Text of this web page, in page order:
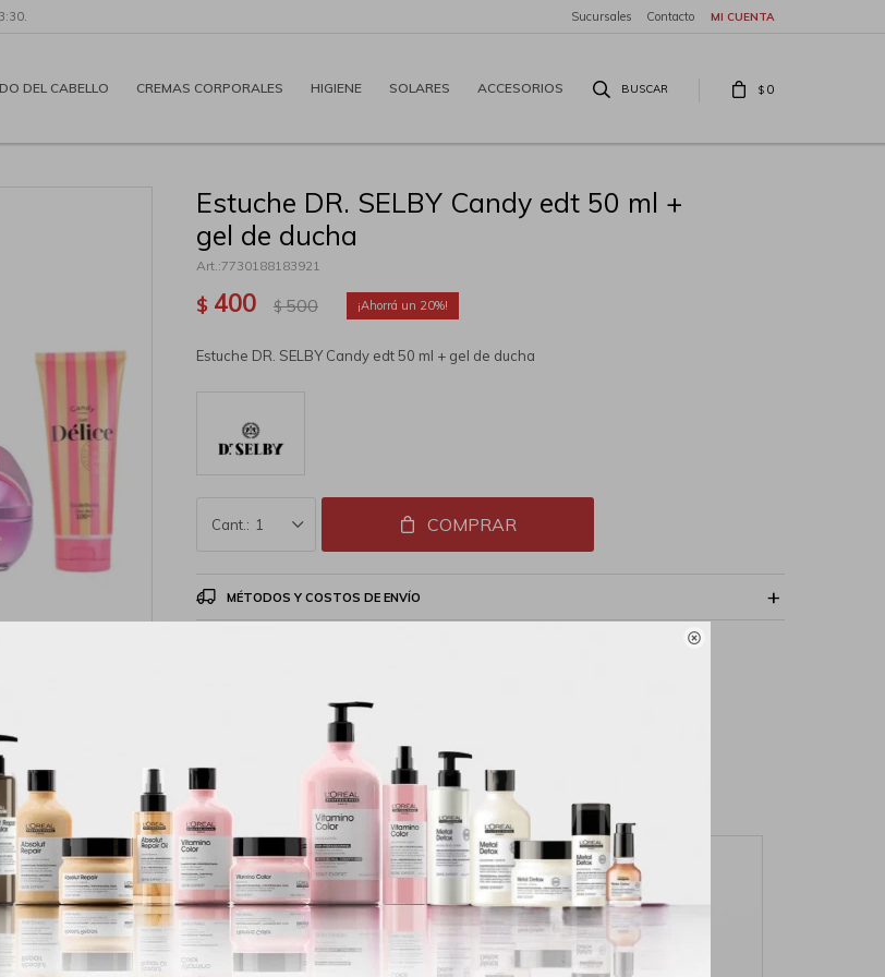

DEL CABELLO CREMAS CORPORALES HIGIENE SOLARES ACCESORIOS $ 0
Sucursales Contacto
Estuche DR. SELBY Candy edt 50 ml +
gel de ducha
7730188183921
$ 400 $500 20
Estuche DR. SELBY Candy edt 50 ml + gel de ducha
1 COMPRAR
MÉTODOS Y COSTOS DE ENVÍO
que te pueden interesar